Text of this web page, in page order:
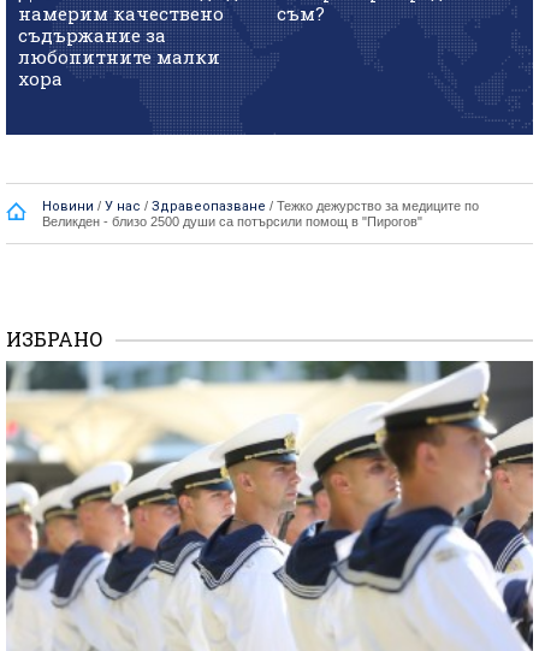
намерим качествено
съдържание за
любопитните малки
хора
съм?
Новини / У нас / Здравеопазване / Тежко дежурство за медиците по
Великден - близо 2500 души са потърсили помощ в "Пирогов"
ИЗБРАНО